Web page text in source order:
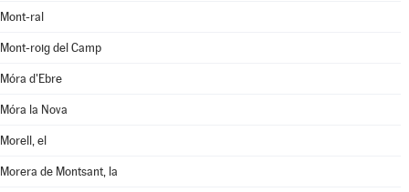
Mont-ral
Mont-roig del Camp
Móra d'Ebre
Móra la Nova
Morell, el
Morera de Montsant, la